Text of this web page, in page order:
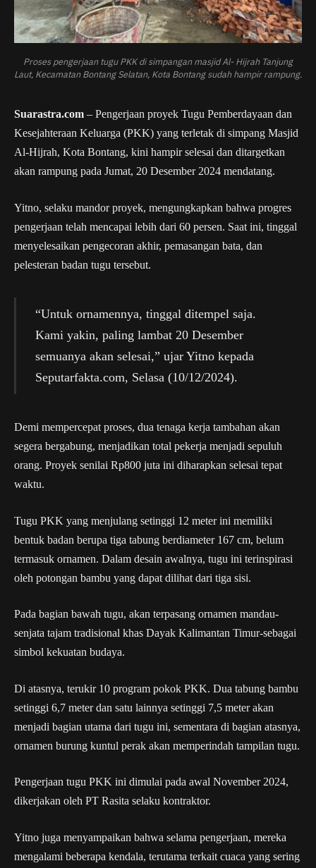
Proses pengerjaan tugu PKK di simpangan masjid Al- Hijrah Tanjung
Laut, Kecamatan Bontang Selatan, Kota Bontang sudah hampir rampung.
Suarastra.com – Pengerjaan proyek Tugu Pemberdayaan dan
Kesejahteraan Keluarga (PKK) yang terletak di simpang Masjid
Al-Hijrah, Kota Bontang, kini hampir selesai dan ditargetkan
akan rampung pada Jumat, 20 Desember 2024 mendatang.
Yitno, selaku mandor proyek, mengungkapkan bahwa progres
pengerjaan telah mencapai lebih dari 60 persen. Saat ini, tinggal
menyelesaikan pengecoran akhir, pemasangan bata, dan
pelesteran badan tugu tersebut.
“Untuk ornamennya, tinggal ditempel saja.
Kami yakin, paling lambat 20 Desember
semuanya akan selesai,” ujar Yitno kepada
Seputarfakta.com, Selasa (10/12/2024).
Demi mempercepat proses, dua tenaga kerja tambahan akan
segera bergabung, menjadikan total pekerja menjadi sepuluh
orang. Proyek senilai Rp800 juta ini diharapkan selesai tepat
waktu.
Tugu PKK yang menjulang setinggi 12 meter ini memiliki
bentuk badan berupa tiga tabung berdiameter 167 cm, belum
termasuk ornamen. Dalam desain awalnya, tugu ini terinspirasi
oleh potongan bambu yang dapat dilihat dari tiga sisi.
Pada bagian bawah tugu, akan terpasang ornamen mandau-
senjata tajam tradisional khas Dayak Kalimantan Timur-sebagai
simbol kekuatan budaya.
Di atasnya, terukir 10 program pokok PKK. Dua tabung bambu
setinggi 6,7 meter dan satu lainnya setinggi 7,5 meter akan
menjadi bagian utama dari tugu ini, sementara di bagian atasnya,
ornamen burung kuntul perak akan memperindah tampilan tugu.
Pengerjaan tugu PKK ini dimulai pada awal November 2024,
dikerjakan oleh PT Rasita selaku kontraktor.
Yitno juga menyampaikan bahwa selama pengerjaan, mereka
mengalami beberapa kendala, terutama terkait cuaca yang sering